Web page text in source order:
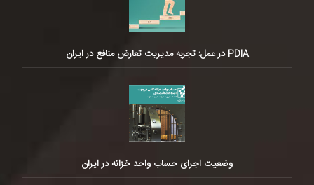
PDIA در عمل: تجربه مدیریت تعارض منافع در ایران
وضعیت اجرای حساب واحد خزانه در ایران